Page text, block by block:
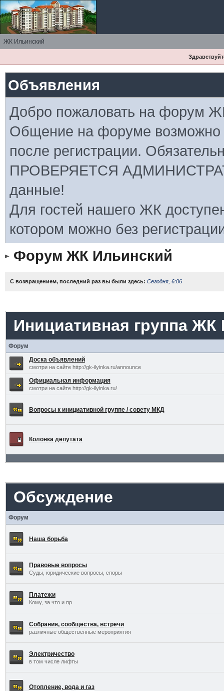
ЖК Ильинский
Объявления
Добро пожаловать на форум
Общение на форуме
после регистрации.
ПРОВЕРЯЕТСЯ
данные!
Для гостей нашего ЖК
котором можно без
Форум ЖК Ильинский
С возвращением, последний раз вы были здесь: Сегодня, 6:06
Инициативная группа ЖК
Форум
Доска объявлений
смотри на сайте http://gk-ilyinka.ru/announce
Официальная информация
смотри на сайте http://gk-ilyinka.ru/
Вопросы к инициативной группе / совету МКД
Колонка депутата
Обсуждение
Форум
Наша борьба
Правовые вопросы
Суды, юридические вопросы, споры
Платежи
Кому, за что и пр.
Собрания, сообщества, встречи
различные общественные мероприятия
Электричество
в том числе лифты
Отопление, вода и газ